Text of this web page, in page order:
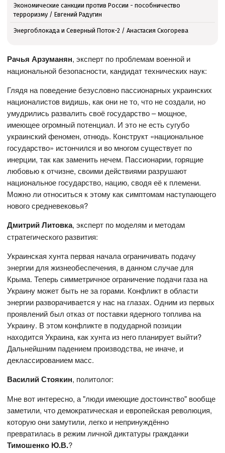
Экономические санкции против России - пособничество
терроризму / Евгений Радугин
Энергоблокада и Северный Поток-2 / Анастасия Скогорева
Рачья Арзуманян, эксперт по проблемам военной и
национальной безопасности, кандидат технических наук:
Глядя на поведение безусловно пассионарных украинских
националистов видишь, как они не то, что не создали, но
умудрились развалить своё государство – мощное,
имеющее огромный потенциал. И это не есть сугубо
украинский феномен, отнюдь. Конструкт «национальное
государство» истончился и во многом существует по
инерции, так как заменить нечем. Пассионарии, горящие
любовью к отчизне, своими действиями разрушают
национальное государство, нацию, сводя её к племени.
Можно ли относиться к этому как симптомам наступающего
нового средневековья?
Дмитрий Литовка, эксперт по моделям и методам
стратегического развития:
Украинская хунта первая начала ограничивать подачу
энергии для жизнеобеспечения, в данном случае для
Крыма. Теперь симметричное ограничение подачи газа на
Украину может быть не за горами. Конфликт в области
энергии разворачивается у нас на глазах. Одним из первых
проявлений был отказ от поставки ядерного топлива на
Украину. В этом конфликте в подударной позиции
находится Украина, как хунта из него планирует выйти?
Дальнейшним падением производства, не иначе, и
деклассированием масс.
Василий Стоякин, политолог:
Мне вот интересно, а "люди имеющие достоинство" вообще
заметили, что демократическая и европейская революция,
которую они замутили, легко и непринуждённо
превратилась в режим личной диктатуры гражданки
Тимошенко Ю.В.?